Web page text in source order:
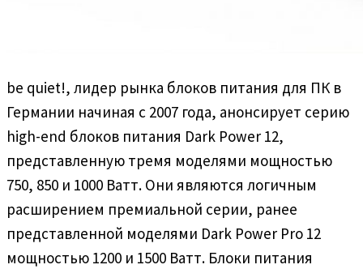
be quiet!, лидер рынка блоков питания для ПК в
Германии начиная c 2007 года, анонсирует серию
high-end блоков питания Dark Power 12,
представленную тремя моделями мощностью
750, 850 и 1000 Ватт. Они являются логичным
расширением премиальной серии, ранее
представленной моделями Dark Power Pro 12
мощностью 1200 и 1500 Ватт. Блоки питания